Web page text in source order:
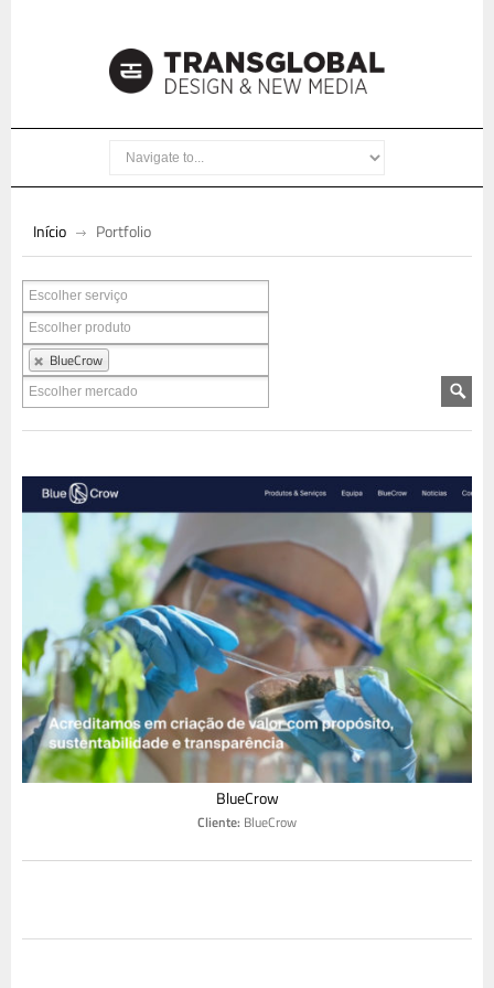
Início Portfolio
BlueCrow
BlueCrow
Cliente: BlueCrow